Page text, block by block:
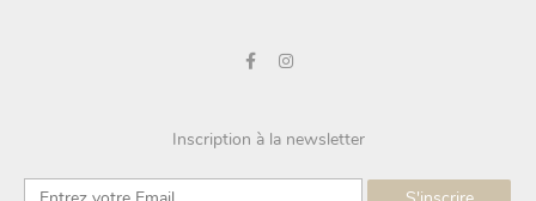
Inscription à la newsletter